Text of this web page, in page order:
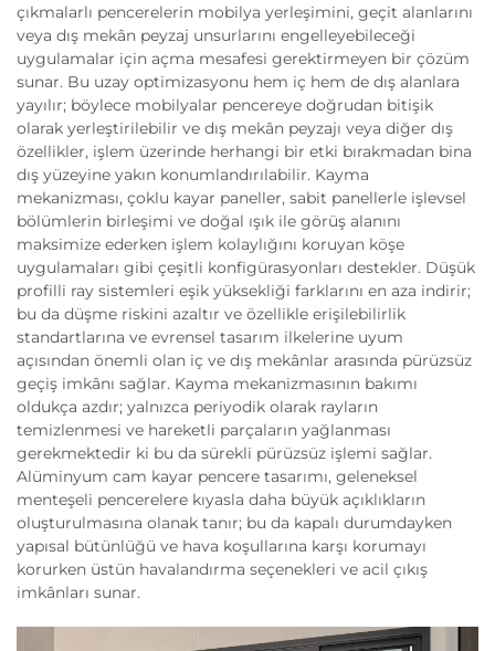
çıkmalarlı pencerelerin mobilya yerleşimini, geçit alanlarını
veya dış mekân peyzaj unsurlarını engelleyebileceği
uygulamalar için açma mesafesi gerektirmeyen bir çözüm
sunar. Bu uzay optimizasyonu hem iç hem de dış alanlara
yayılır; böylece mobilyalar pencereye doğrudan bitişik
olarak yerleştirilebilir ve dış mekân peyzajı veya diğer dış
özellikler, işlem üzerinde herhangi bir etki bırakmadan bina
dış yüzeyine yakın konumlandırılabilir. Kayma
mekanizması, çoklu kayar paneller, sabit panellerle işlevsel
bölümlerin birleşimi ve doğal ışık ile görüş alanını
maksimize ederken işlem kolaylığını koruyan köşe
uygulamaları gibi çeşitli konfigürasyonları destekler. Düşük
profilli ray sistemleri eşik yüksekliği farklarını en aza indirir;
bu da düşme riskini azaltır ve özellikle erişilebilirlik
standartlarına ve evrensel tasarım ilkelerine uyum
açısından önemli olan iç ve dış mekânlar arasında pürüzsüz
geçiş imkânı sağlar. Kayma mekanizmasının bakımı
oldukça azdır; yalnızca periyodik olarak rayların
temizlenmesi ve hareketli parçaların yağlanması
gerekmektedir ki bu da sürekli pürüzsüz işlemi sağlar.
Alüminyum cam kayar pencere tasarımı, geleneksel
menteşeli pencerelere kıyasla daha büyük açıklıkların
oluşturulmasına olanak tanır; bu da kapalı durumdayken
yapısal bütünlüğü ve hava koşullarına karşı korumayı
korurken üstün havalandırma seçenekleri ve acil çıkış
imkânları sunar.